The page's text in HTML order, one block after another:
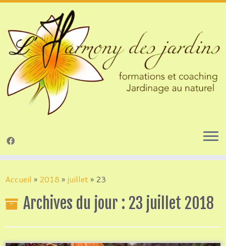
auAccueil » 2018 » juillet » 23
Archives du jour : 23 juillet 2018